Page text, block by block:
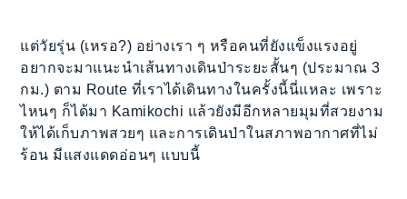
แต่วัยรุ่น (เหรอ?) อย่างเรา ๆ หรือคนที่ยังแข็งแรงอยู่
อยากจะมาแนะนำเส้นทางเดินป่าระยะสั้นๆ (ประมาณ 3
กม.) ตาม Route ที่เราได้เดินทางในครั้งนี้นี่แหละ เพราะ
ไหนๆ ก็ได้มา Kamikochi แล้วยังมีอีกหลายมุมที่สวยงาม
ให้ได้เก็บภาพสวยๆ และการเดินป่าในสภาพอากาศที่ไม่
ร้อน มีแสงแดดอ่อนๆ แบบนี้